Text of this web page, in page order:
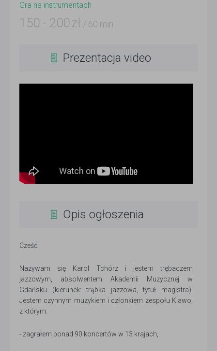
Gra na instrumentach
150 - 200 zł / 60 min
Prezentacja video
Opis ogłoszenia
Cześć!
Nazywam się Karol Tchórz i jestem trębaczem
jazzowym, absolwentem Akademii Muzycznej w
Gdańsku (kierunek: trąbka jazzowa, tytuł magistra).
Jestem czynnym muzykiem i członkiem zespołu Klawo,
z którym:
- zagrałem ponad 90 koncertów w 13 krajach,